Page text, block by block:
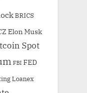
BRICS
Elon Musk
Spot
FBI FED
Loanex